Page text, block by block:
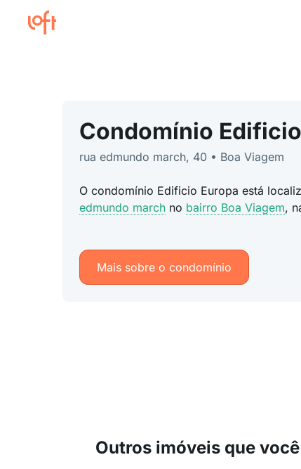
Condomínio
rua edmundo march, 40 • Boa Viagem
O condomínio Edificio Europa está
edmundo marchno bairro Boa Viagem,
Mais sobre o condomínio
Outros imóveis que